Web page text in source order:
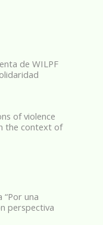
de WILPF
of violence
the context of
“Por una
perspectiva